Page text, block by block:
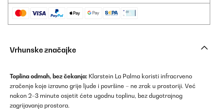
Vrhunske značajke
Toplina odmah, bez čekanja: Klarstein La Palma koristi infracrveno
zračenje koje izravno grije ljude i površine – ne zrak u prostoriji. Već
nakon 2–3 minute osjetit ćete ugodnu toplinu, bez dugotrajnog
zagrijavanja prostora.